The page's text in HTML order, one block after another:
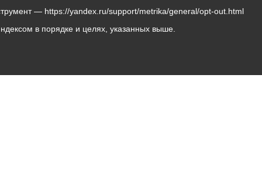
— https://yandex.ru/support/metrika/general/opt-out.html
в порядке и целях, указанных выше.